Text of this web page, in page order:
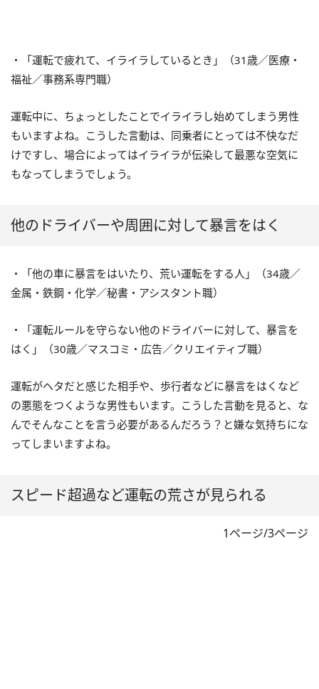
・「運転で疲れて、イライラしているとき」（31歳／医療・
福祉／事務系専門職）
運転中に、ちょっとしたことでイライラし始めてしまう男性
もいますよね。こうした言動は、同乗者にとっては不快なだ
けですし、場合によってはイライラが伝染して最悪な空気に
もなってしまうでしょう。
他のドライバーや周囲に対して暴言をはく
・「他の車に暴言をはいたり、荒い運転をする人」（34歳／
金属・鉄鋼・化学／秘書・アシスタント職）
・「運転ルールを守らない他のドライバーに対して、暴言を
はく」（30歳／マスコミ・広告／クリエイティブ職）
運転がヘタだと感じた相手や、歩行者などに暴言をはくなど
の悪態をつくような男性もいます。こうした言動を見ると、な
んでそんなことを言う必要があるんだろう？と嫌な気持ちにな
ってしまいますよね。
スピード超過など運転の荒さが見られる
1ページ/3ページ